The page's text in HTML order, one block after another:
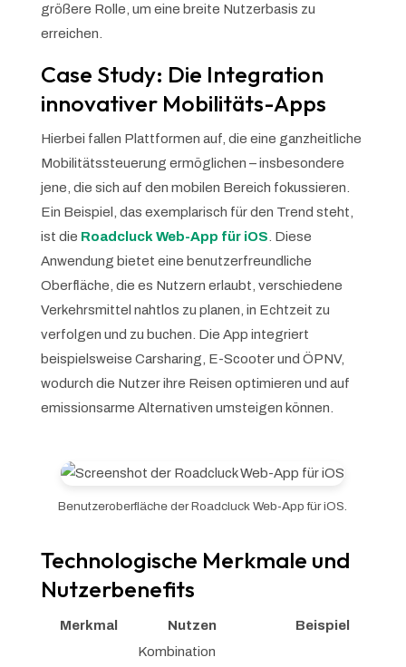
größere Rolle, um eine breite Nutzerbasis zu
erreichen.
Case Study: Die Integration
innovativer Mobilitäts-Apps
Hierbei fallen Plattformen auf, die eine ganzheitliche
Mobilitätssteuerung ermöglichen – insbesondere
jene, die sich auf den mobilen Bereich fokussieren.
Ein Beispiel, das exemplarisch für den Trend steht,
ist die Roadcluck Web-App für iOS . Diese
Anwendung bietet eine benutzerfreundliche
Oberfläche, die es Nutzern erlaubt, verschiedene
Verkehrsmittel nahtlos zu planen, in Echtzeit zu
verfolgen und zu buchen. Die App integriert
beispielsweise Carsharing, E-Scooter und ÖPNV,
wodurch die Nutzer ihre Reisen optimieren und auf
emissionsarme Alternativen umsteigen können.
Benutzeroberfläche der Roadcluck Web-App für iOS.
Technologische Merkmale und
Nutzerbenefits
Merkmal Nutzen Beispiel
Kombination